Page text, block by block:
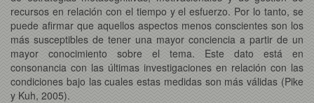
recursos en relación con el tiempo y el esfuerzo. Por lo tanto, se
puede afirmar que aquellos aspectos menos conscientes son los
más susceptibles de tener una mayor conciencia a partir de un
mayor conocimiento sobre el tema. Este dato está en
consonancia con las últimas investigaciones en relación con las
condiciones bajo las cuales estas medidas son más válidas (Pike
y Kuh, 2005).